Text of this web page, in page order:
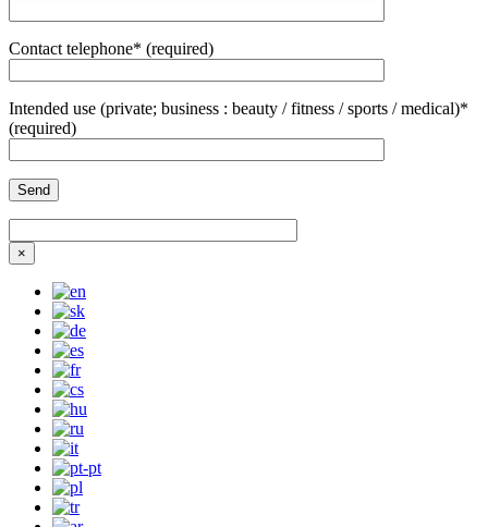
Contact telephone* (required)
Intended use (private; business : beauty / fitness / sports / medical)*
(required)
×